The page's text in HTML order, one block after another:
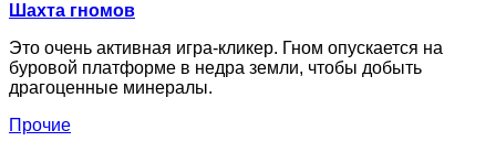
Шахта гномов
Это очень активная игра-кликер. Гном опускается на
буровой платформе в недра земли, чтобы добыть
драгоценные минералы.
Прочие